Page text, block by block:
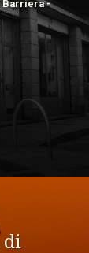
Barriera -
di